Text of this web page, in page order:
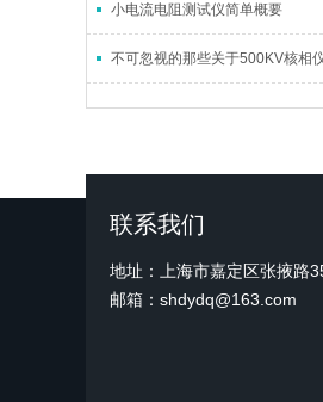
小电流电阻测试仪简单概要
联系我们
地址：上海市嘉定区张掖路
邮箱：shdydq@163.com